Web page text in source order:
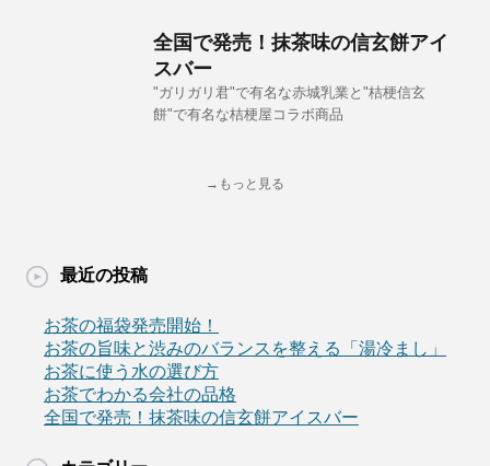
全国で発売！抹茶味の信玄餅アイ
スバー
"ガリガリ君"で有名な赤城乳業と"桔梗信玄
餅"で有名な桔梗屋コラボ商品
→もっと見る
最近の投稿
お茶の福袋発売開始！
お茶の旨味と渋みのバランスを整える「湯冷まし」
お茶に使う水の選び方
お茶でわかる会社の品格
全国で発売！抹茶味の信玄餅アイスバー